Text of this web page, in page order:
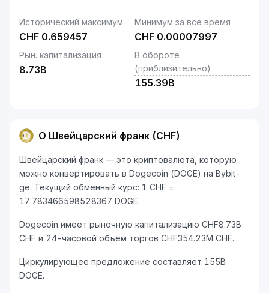
Исторический максимум
CHF 0.659457
Минимум за всё время
CHF 0.00007997
Рын. капитализация
8.73B
В обороте
(приблизительно)
155.39B
О Швейцарский франк (CHF)
Швейцарский франк — это криптовалюта, которую
можно конвертировать в Dogecoin (DOGE) на Bybit-
ge. Текущий обменный курс: 1 CHF =
17.783466598528367 DOGE.
Dogecoin имеет рыночную капитализацию CHF8.73B
CHF и 24-часовой объём торгов CHF354.23M CHF.
Циркулирующее предложение составляет 155B
DOGE.